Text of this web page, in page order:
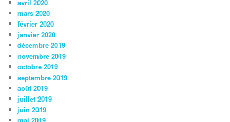
avril 2020
mars 2020
février 2020
janvier 2020
décembre 2019
novembre 2019
octobre 2019
septembre 2019
août 2019
juillet 2019
juin 2019